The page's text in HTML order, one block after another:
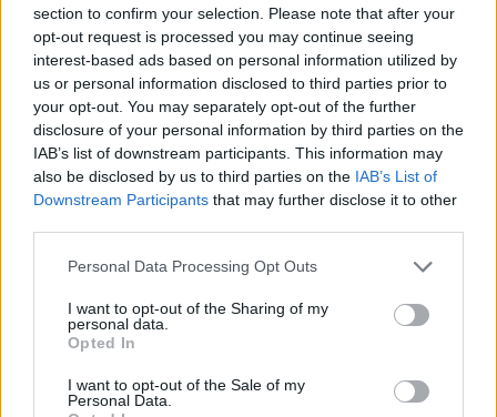
section to confirm your selection. Please note that after your
opt-out request is processed you may continue seeing
interest-based ads based on personal information utilized by
us or personal information disclosed to third parties prior to
your opt-out. You may separately opt-out of the further
disclosure of your personal information by third parties on the
IAB’s list of downstream participants. This information may
also be disclosed by us to third parties on the IAB’s List of
Downstream Participants that may further disclose it to other
Personal Data Processing Opt Outs
I want to opt-out of the Sharing of my
personal data.
Opted In
I want to opt-out of the Sale of my
Personal Data.
In evidenza